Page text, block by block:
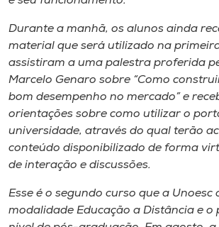
Selecione
o idioma
Durante a manhã, os alunos ainda
material que será utilizado na
assistiram a uma palestra proferida
Marcelo Genaro sobre “Como
bom desempenho no mercado” e
orientações sobre como utilizar o
universidade, através do qual terão
conteúdo disponibilizado de forma
de interação e discussões.
Esse é o segundo curso que a Unoesc
modalidade Educação a Distância e o